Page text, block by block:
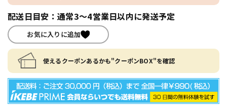
配送日目安：通常3～4営業日以内に発送予定
お気に入りに追加
使えるクーポンあるかも"クーポンBOX"を確認